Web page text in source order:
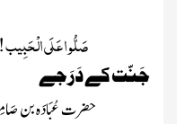
صَلُّو ا عَلَی الْحَبِیب!
جَنّت کے دَرَجے
حضرت عُبَادَہ بن